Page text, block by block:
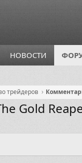
НОВОСТИ
трейдеров
Gold